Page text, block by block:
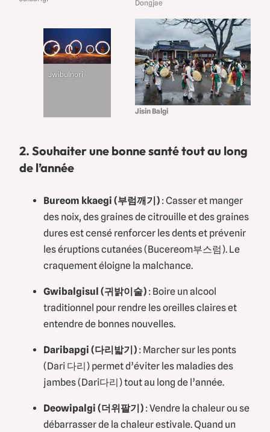
Dongjae
Jwibulnori
Jisin Balgi
2. Souhaiter une bonne santé tout au long
de l’année
Bureom kkaegi (부럼깨기) : Casser et manger
des noix, des graines de citrouille et des graines
dures est censé renforcer les dents et prévenir
les éruptions cutanées (Bucereom부스럼). Le
craquement éloigne la malchance.
Gwibalgisul (귀밝이술) : Boire un alcool
traditionnel pour rendre les oreilles claires et
entendre de bonnes nouvelles.
Daribapgi (다리밟기) : Marcher sur les ponts
(Dari 다리) permet d’éviter les maladies des
jambes (Dari다리) tout au long de l’année.
Deowipalgi (더위팔기) : Vendre la chaleur ou se
débarrasser de la chaleur estivale. Quand un